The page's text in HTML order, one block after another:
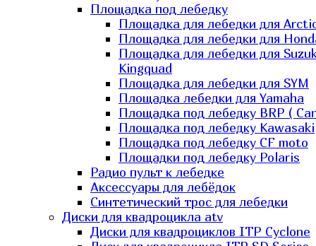
Площадка под лебедку
Площадка для лебедки для
Площадка для лебедки для
Площадка для лебедки для
Kingquad
Площадка для лебедки для SYM
Площадка лебедки для Yamaha
Площадка под лебедку BRP (
Площадка под лебедку Kawasaki
Площадка под лебедку СF moto
Площадки под лебедку Polaris
Радио пульт к лебедке
Аксессуары для лебёдок
Синтетический трос для лебедки
Диски для квадроцикла atv
Диски для квадроциклов ITP Cyclone